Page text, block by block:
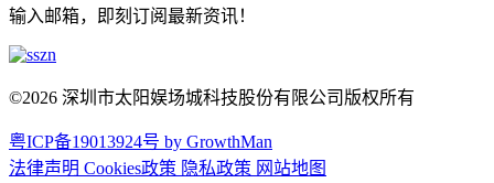
输入邮箱，即刻订阅最新资讯！
©2026 深圳市太阳娱场城科技股份有限公司版权所有
粤ICP备19013924号 by GrowthMan
法律声明 Cookies政策 隐私政策 网站地图